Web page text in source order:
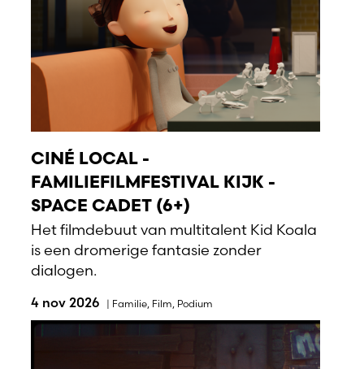
CINÉ LOCAL -
FAMILIEFILMFESTIVAL KIJK -
SPACE CADET (6+)
Het filmdebuut van multitalent Kid Koala
is een dromerige fantasie zonder
dialogen.
4 nov 2026 | Familie, Film, Podium